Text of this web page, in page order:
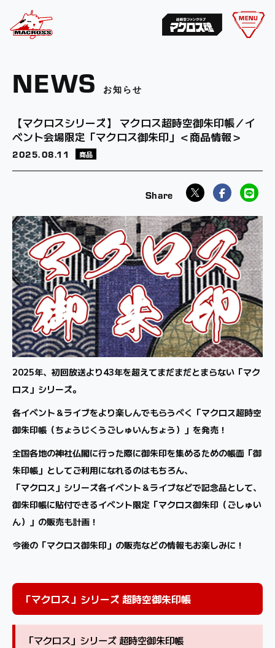
MENU
NEWS お知らせ
【マクロスシリーズ】 マクロス超時空御朱印帳／イ
ベント会場限定「マクロス御朱印」＜商品情報＞
2025.08.11 商品
2025年、初回放送より43年を超えてまだまだとまらない「マク
ロス」シリーズ。
各イベント＆ライブをより楽しんでもらうべく「マクロス超時空
御朱印帳（ちょうじくうごしゅいんちょう）」を発売！
全国各地の神社仏閣に行った際に御朱印を集めるための帳面「御
朱印帳」としてご利用になれるのはもちろん、
「マクロス」シリーズ各イベント＆ライブなどで記念品として、
御朱印帳に貼付できるイベント限定「マクロス御朱印（ごしゅい
ん）」の販売も計画！
今後の「マクロス御朱印」の販売などの情報もお楽しみに！
「マクロス」シリーズ 超時空御朱印帳
「マクロス」シリーズ 超時空御朱印帳